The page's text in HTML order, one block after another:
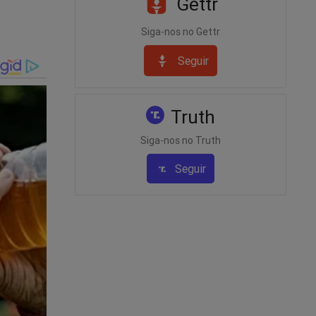
na
à Cena
Siga-nos no Gettr
Seguir
Truth
Siga-nos no Truth
Seguir